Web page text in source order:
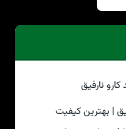
| بهترین کیفیت